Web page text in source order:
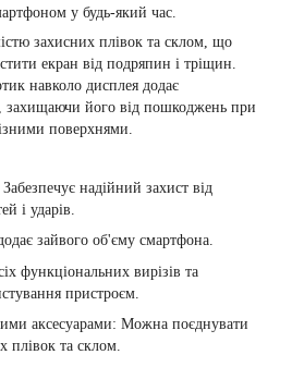
у будь-який час.
захисних плівок та склом, що
екран від подряпин і тріщин.
навколо дисплея додає
захищаючи його від пошкоджень при
поверхнями.
надійний захист від
і ударів.
зайвого об'єму смартфона.
функціональних вирізів та
пристроєм.
аксесуарами: Можна поєднувати
плівок та склом.